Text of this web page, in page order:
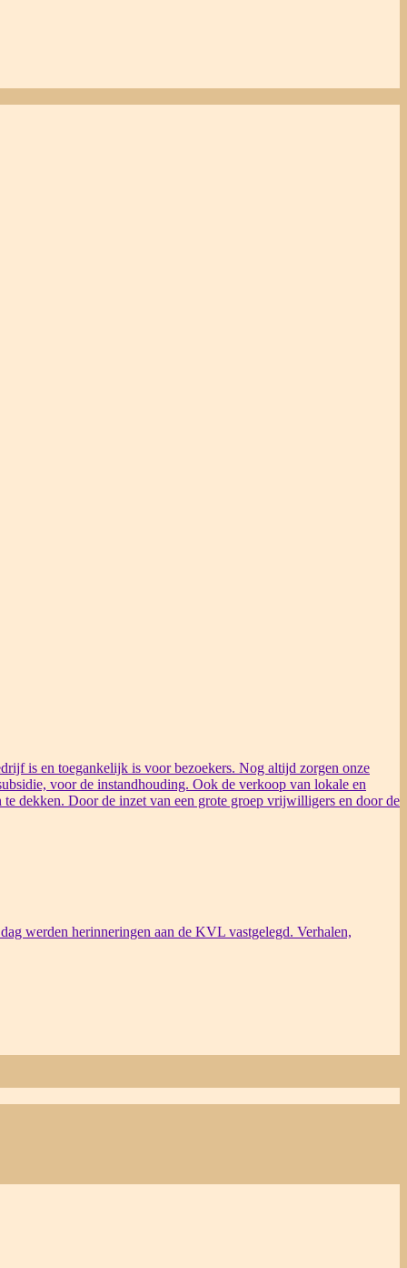
is en toegankelijk is voor bezoekers. Nog altijd zorgen onze
voor de instandhouding. Ook de verkoop van lokale en
dekken. Door de inzet van een grote groep vrijwilligers en door de
werden herinneringen aan de KVL vastgelegd. Verhalen,